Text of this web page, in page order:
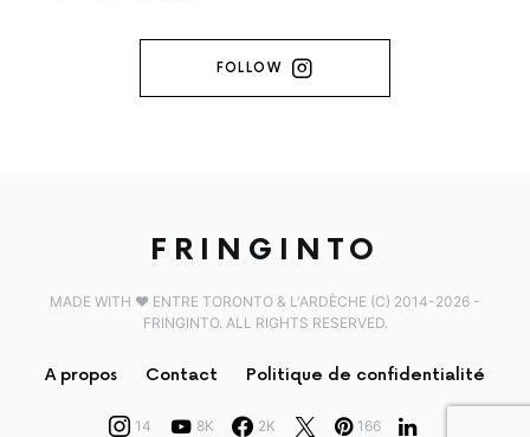
FOLLOW
FRINGINTO
MADE WITH ♥️ ENTRE TORONTO & L'ARDÈCHE (C) 2014-2026 -
FRINGINTO. ALL RIGHTS RESERVED.
A propos Contact Politique de confidentialité
14 8K 2K 166